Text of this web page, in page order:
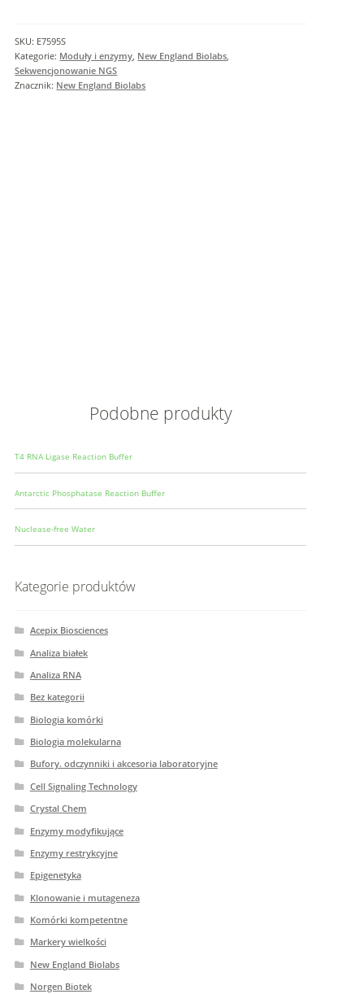
Ligation
Module
SKU: E7595S
Kategorie: Moduły i enzymy New England Biolabs
Sekwencjonowanie NGS
Znacznik: New England Biolabs
Podobne produkty
T4 RNA Ligase Reaction Buffer
Antarctic Phosphatase Reaction Buffer
Nuclease-free Water
Kategorie produktów
Acepix Biosciences
Analiza białek
Analiza RNA
Bez kategorii
Biologia komórki
Biologia molekularna
Bufory. odczynniki i akcesoria laboratoryjne
Cell Signaling Technology
Crystal Chem
Enzymy modyfikujące
Enzymy restrykcyjne
Epigenetyka
Klonowanie i mutageneza
Komórki kompetentne
Markery wielkości
New England Biolabs
Norgen Biotek